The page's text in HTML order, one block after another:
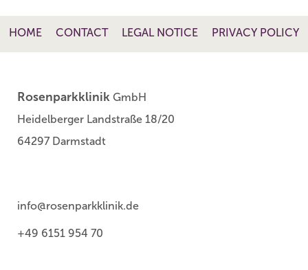
HOME CONTACT LEGAL NOTICE PRIVACY POLICY
Rosenparkklinik GmbH
Heidelberger Landstraße 18/20
64297 Darmstadt
info@rosenparkklinik.de
+49 6151 954 70